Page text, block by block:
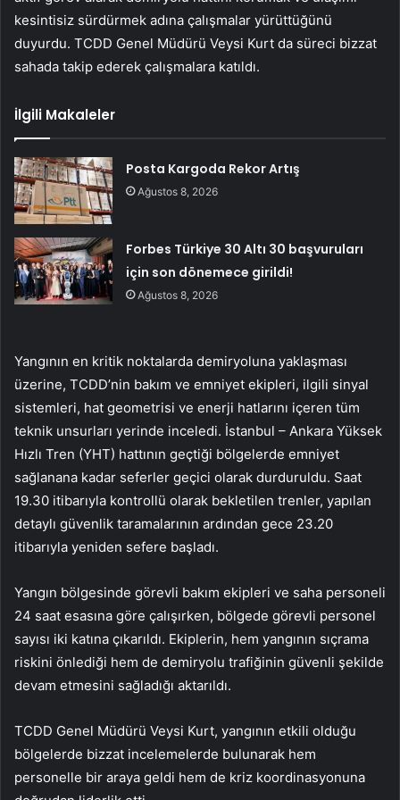
kesintisiz sürdürmek adına çalışmalar yürüttüğünü
duyurdu. TCDD Genel Müdürü Veysi Kurt da süreci bizzat
sahada takip ederek çalışmalara katıldı.
İlgili Makaleler
Posta Kargoda Rekor Artış
Ağustos 8, 2026
Forbes Türkiye 30 Altı 30 başvuruları
için son dönemece girildi!
Ağustos 8, 2026
Yangının en kritik noktalarda demiryoluna yaklaşması
üzerine, TCDD’nin bakım ve emniyet ekipleri, ilgili sinyal
sistemleri, hat geometrisi ve enerji hatlarını içeren tüm
teknik unsurları yerinde inceledi. İstanbul – Ankara Yüksek
Hızlı Tren (YHT) hattının geçtiği bölgelerde emniyet
sağlanana kadar seferler geçici olarak durduruldu. Saat
19.30 itibarıyla kontrollü olarak bekletilen trenler, yapılan
detaylı güvenlik taramalarının ardından gece 23.20
itibarıyla yeniden sefere başladı.
Yangın bölgesinde görevli bakım ekipleri ve saha personeli
24 saat esasına göre çalışırken, bölgede görevli personel
sayısı iki katına çıkarıldı. Ekiplerin, hem yangının sıçrama
riskini önlediği hem de demiryolu trafiğinin güvenli şekilde
devam etmesini sağladığı aktarıldı.
TCDD Genel Müdürü Veysi Kurt, yangının etkili olduğu
bölgelerde bizzat incelemelerde bulunarak hem
personelle bir araya geldi hem de kriz koordinasyonuna